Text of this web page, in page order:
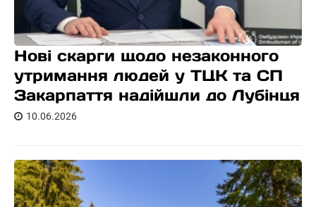
Нові скарги щодо незаконного
утримання людей у ТЦК та СП
Закарпаття надійшли до Лубінця
10.06.2026